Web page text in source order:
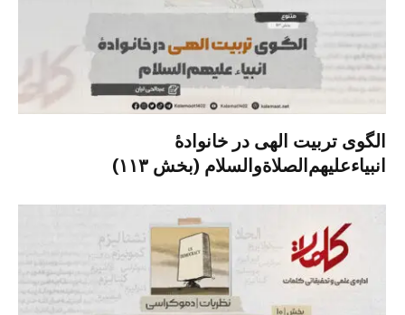
الگوی تربیت الهی در خانوادۀ
انبیاءعلیهم‌الصلاةو‌السلام (بخش ۱۱۳)